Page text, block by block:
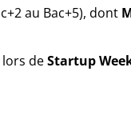
au Bac+5), dont
deStartup